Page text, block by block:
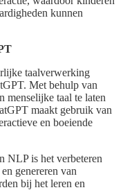
kunnen
taalverwerking
Met behulp van
menselijke taal te laten
maakt gebruik van
en boeiende
NLP is het verbeteren
genereren van
bij het leren en